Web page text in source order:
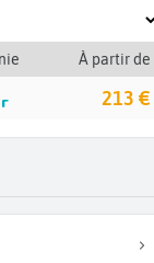
À partir de
213 €